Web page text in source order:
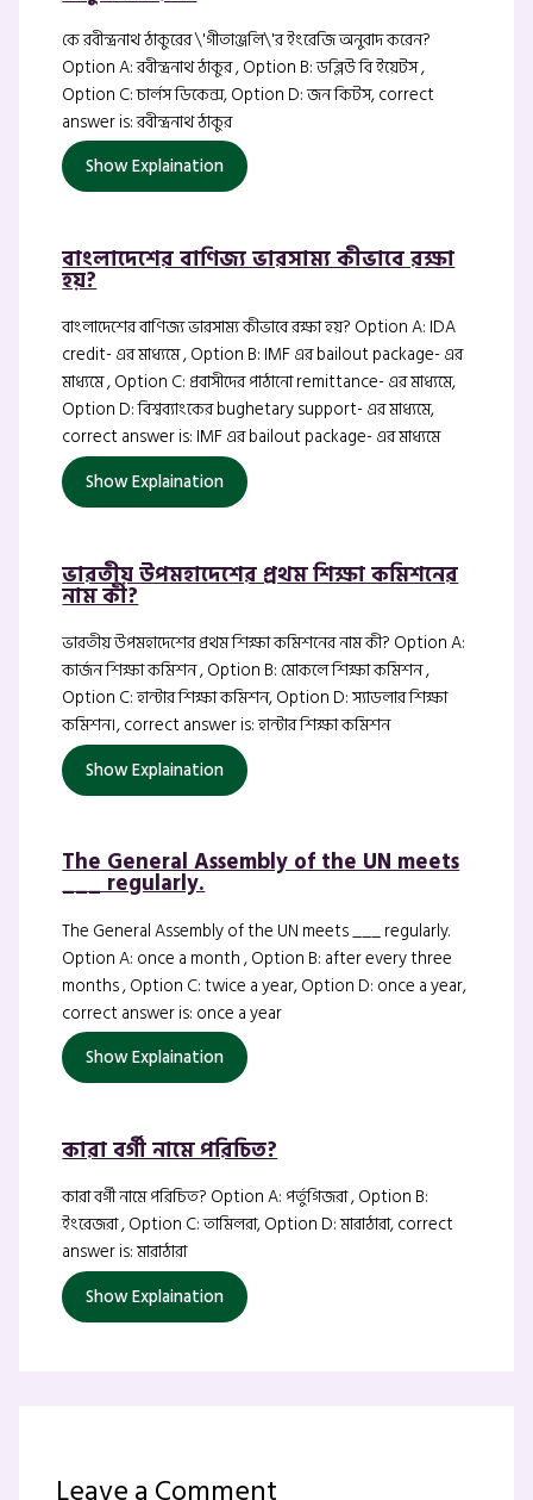
কে রবীন্দ্রনাথ ঠাকুরের \'গীতাঞ্জলি\'র ইংরেজি অনুবাদ করেন?
Option A: রবীন্দ্রনাথ ঠাকুর , Option B: ডব্লিউ বি ইয়েটস ,
Option C: চার্লস ডিকেন্স, Option D: জন কিটস, correct
answer is: রবীন্দ্রনাথ ঠাকুর
Show Explaination
বাংলাদেশের বাণিজ্য ভারসাম্য কীভাবে রক্ষা
হয়?
বাংলাদেশের বাণিজ্য ভারসাম্য কীভাবে রক্ষা হয়? Option A: IDA
credit- এর মাধ্যমে , Option B: IMF এর bailout package- এর
মাধ্যমে , Option C: প্রবাসীদের পাঠানো remittance- এর মাধ্যমে,
Option D: বিশ্বব্যাংকের bughetary support- এর মাধ্যমে,
correct answer is: IMF এর bailout package- এর মাধ্যমে
Show Explaination
ভারতীয় উপমহাদেশের প্রথম শিক্ষা কমিশনের
নাম কী?
ভারতীয় উপমহাদেশের প্রথম শিক্ষা কমিশনের নাম কী? Option A:
কার্জন শিক্ষা কমিশন , Option B: মোকলে শিক্ষা কমিশন ,
Option C: হান্টার শিক্ষা কমিশন, Option D: স্যাডলার শিক্ষা
কমিশন।, correct answer is: হান্টার শিক্ষা কমিশন
Show Explaination
The General Assembly of the UN meets
___ regularly.
The General Assembly of the UN meets ___ regularly.
Option A: once a month , Option B: after every three
months , Option C: twice a year, Option D: once a year,
correct answer is: once a year
Show Explaination
কারা বর্গী নামে পরিচিত?
কারা বর্গী নামে পরিচিত? Option A: পর্তুগিজরা , Option B:
ইংরেজরা , Option C: তামিলরা, Option D: মারাঠারা, correct
answer is: মারাঠারা
Show Explaination